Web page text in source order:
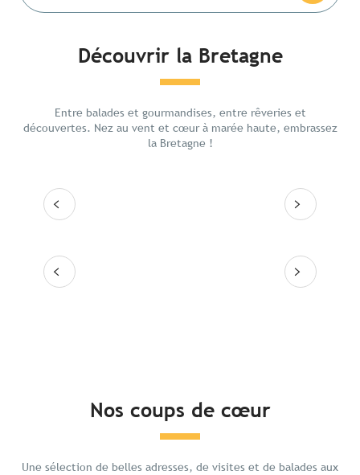
Découvrir la Bretagne
Entre balades et gourmandises, entre rêveries et
découvertes. Nez au vent et cœur à marée haute, embrassez
la Bretagne !
Les lieux emblématiques
Lire la suite
Lire la suite
Les 10 destinations
Itinéraires
Lire la suite
ouest
Nos coups de cœur
Une sélection de belles adresses, de visites et de balades aux